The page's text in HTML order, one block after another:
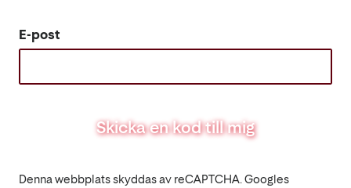
E-post
Skicka en kod till mig
Denna webbplats skyddas av reCAPTCHA. Googles